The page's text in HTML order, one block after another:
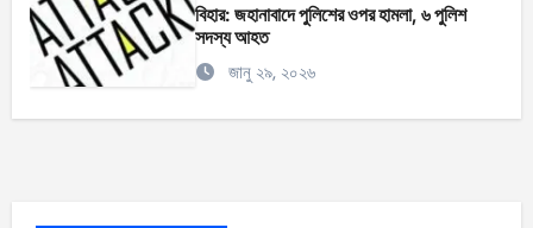
বিহার: জহানাবাদে পুলিশের ওপর হামলা, ৬ পুলিশ
সদস্য আহত
জানু ২৯, ২০২৬